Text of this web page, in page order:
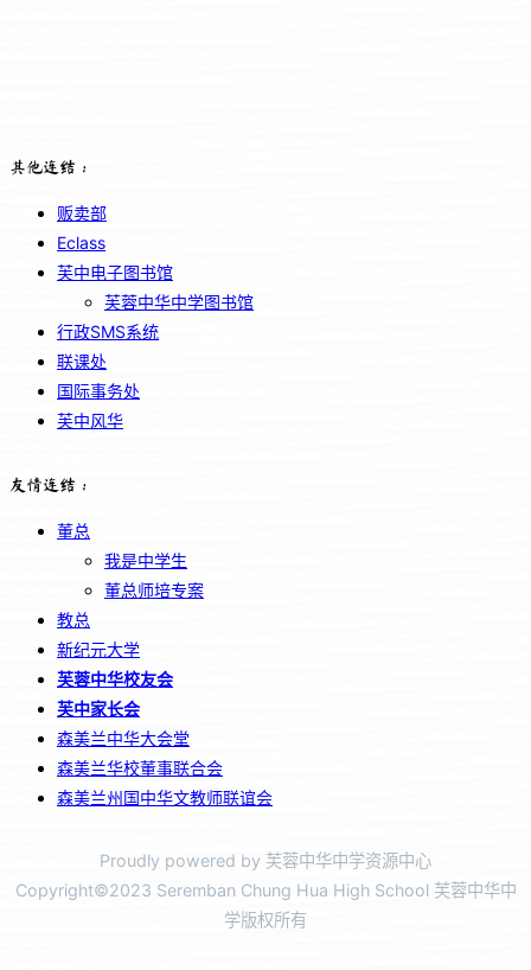
其他连结：
贩卖部
Eclass
芙中电子图书馆
芙蓉中华中学图书馆
行政SMS系统
联课处
国际事务处
芙中风华
友情连结：
董总
我是中学生
董总师培专案
教总
新纪元大学
芙蓉中华校友会
芙中家长会
森美兰中华大会堂
森美兰华校董事联合会
森美兰州国中华文教师联谊会
Proudly powered by 芙蓉中华中学资源中心
Copyright©2023 Seremban Chung Hua High School 芙蓉中华中
学版权所有